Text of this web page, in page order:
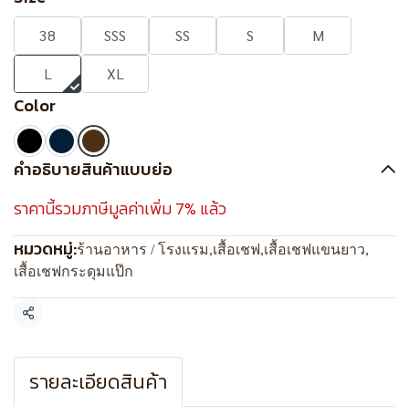
38 SSS SS S
M
L
XL
Color
คำอธิบายสินค้าแบบย่อ
ราคานี้รวมภาษีมูลค่าเพิ่ม 7% แล้ว
หมวดหมู่:ร้านอาหาร / โรงแรม,เสื้อเชฟ,เสื้อเชฟแขนยาว,
เสื้อเชฟกระดุมแป๊ก
แชร์
รายละเอียดสินค้า